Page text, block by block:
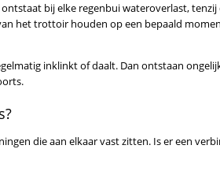
bij elke regenbui wateroverlast, tenzij
het trottoir houden op een bepaald
inklinkt of daalt. Dan ontstaan
die aan elkaar vast zitten. Is er een